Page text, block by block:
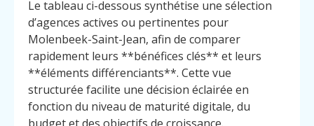
Le tableau ci-dessous synthétise une sélection
d’agences actives ou pertinentes pour
Molenbeek-Saint-Jean, afin de comparer
rapidement leurs **bénéfices clés** et leurs
**éléments différenciants**. Cette vue
structurée facilite une décision éclairée en
fonction du niveau de maturité digitale, du
budget et des objectifs de croissance.